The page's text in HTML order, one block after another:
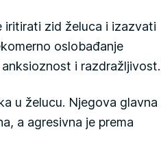
iritirati zid želuca i izazvati
oslobađanje
i razdražljivost.
u želucu. Njegova glavna
a agresivna je prema